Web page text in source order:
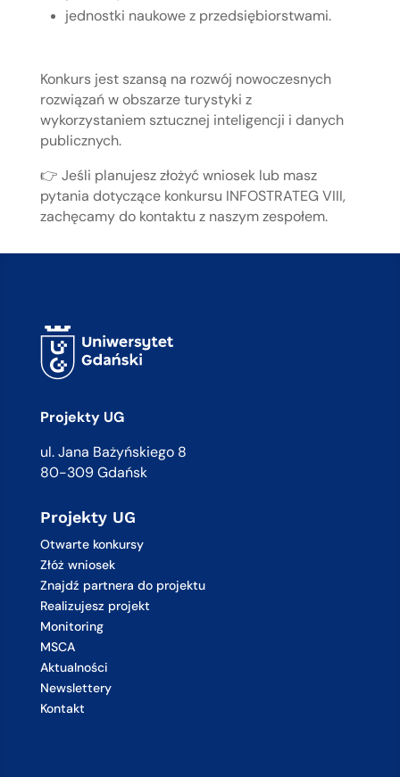
jednostki naukowe z przedsiębiorstwami.
Konkurs jest szansą na rozwój nowoczesnych
rozwiązań w obszarze turystyki z
wykorzystaniem sztucznej inteligencji i danych
publicznych.
👉 Jeśli planujesz złożyć wniosek lub masz
pytania dotyczące konkursu INFOSTRATEG VIII,
zachęcamy do kontaktu z naszym zespołem.
Projekty UG
ul. Jana Bażyńskiego 8
80-309 Gdańsk
Projekty UG
Otwarte konkursy
Złóż wniosek
Znajdź partnera do projektu
Realizujesz projekt
Monitoring
MSCA
Aktualności
Newslettery
Kontakt